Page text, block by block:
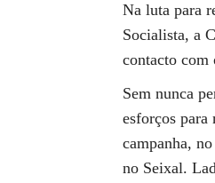
Na luta para
Socialista, a
contacto com
Sem nunca
esforços para
campanha,
no Seixal.